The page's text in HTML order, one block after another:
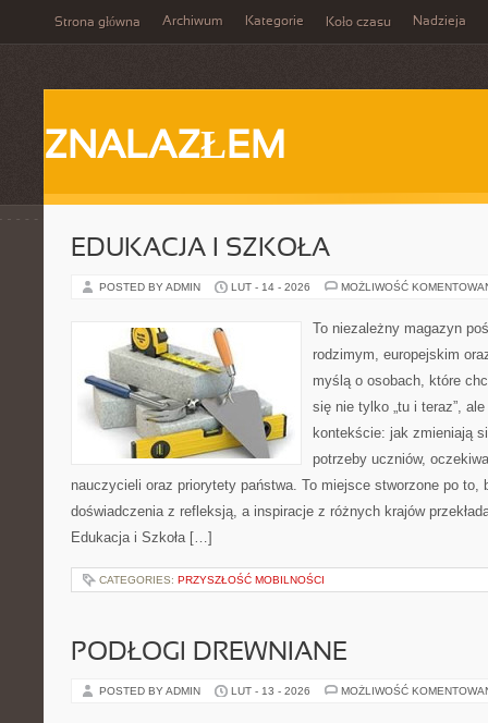
Strona główna Archiwum Kategorie Koło czasu Nadzieja
ZNALAZŁEM
EDUKACJA I SZKOŁA
POSTED BY ADMIN LUT - 14 - 2026 MOŻLIWOŚĆ
To niezależny magazyn
rodzimym, europejskim
myślą o osobach, które
się nie tylko „tu i teraz”,
kontekście: jak zmieniają
potrzeby uczniów,
nauczycieli oraz priorytety państwa. To miejsce stworzone po to,
doświadczenia z refleksją, a inspiracje z różnych krajów
Edukacja i Szkoła […]
CATEGORIES: PRZYSZŁOŚĆ MOBILNOŚCI
PODŁOGI DREWNIANE
POSTED BY ADMIN LUT - 13 - 2026 MOŻLIWOŚĆ